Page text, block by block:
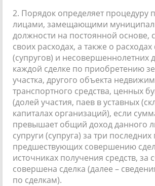
2. Порядок определяет процедуру
лицами, замещающими
должности на постоянной основе,
своих расходах, а также о расходах
(супругов) и несовершеннолетних
каждой сделке по приобретению
участка, другого объекта
транспортного средства, ценных
(долей участия, паев в уставных
капиталах организаций), если
превышает общий доход данного
супруги (супруга) за три последних
предшествующих совершению
источниках получения средств, за
совершена сделка (далее –
по сделкам).